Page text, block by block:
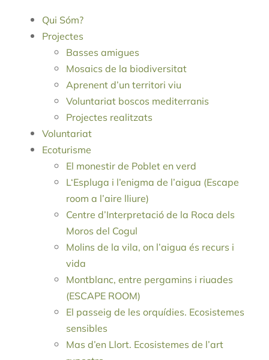
Qui Sóm?
Projectes
Basses amigues
Mosaics de la biodiversitat
Aprenent d’un territori viu
Voluntariat boscos mediterranis
Projectes realitzats
Voluntariat
Ecoturisme
El monestir de Poblet en verd
L‘Espluga i l’enigma de l’aigua (Escape
room a l’aire lliure)
Centre d’Interpretació de la Roca dels
Moros del Cogul
Molins de la vila, on l’aigua és recurs i
vida
Montblanc, entre pergamins i riuades
(ESCAPE ROOM)
El passeig de les orquídies. Ecosistemes
sensibles
Mas d’en Llort. Ecosistemes de l’art